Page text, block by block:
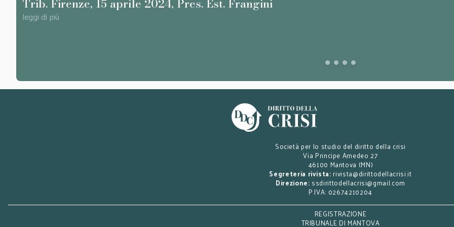
Trib. Firenze, 15 aprile 2024, Pres. Est. Frangini
leggi di più
Società per lo studio del diritto della crisi
Via Principe Amedeo 27
46100 Mantova (MN)
Segreteria rivista: rivista@dirittodellacrisi.it
Direzione: ssdirittodellacrisi@gmail.com
P.IVA: 02674210204
REGISTRAZIONE
TRIBUNALE DI MANTOVA